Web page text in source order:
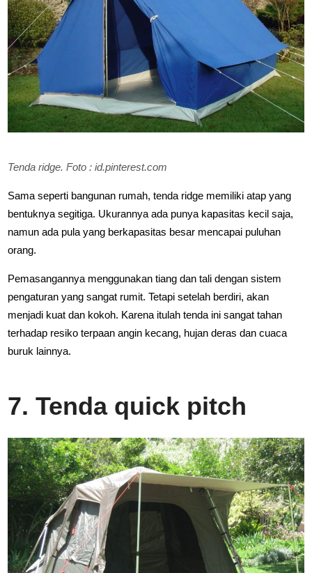
Tenda ridge. Foto : id.pinterest.com
Sama seperti bangunan rumah, tenda ridge memiliki atap yang
bentuknya segitiga. Ukurannya ada punya kapasitas kecil saja,
namun ada pula yang berkapasitas besar mencapai puluhan
orang.
Pemasangannya menggunakan tiang dan tali dengan sistem
pengaturan yang sangat rumit. Tetapi setelah berdiri, akan
menjadi kuat dan kokoh. Karena itulah tenda ini sangat tahan
terhadap resiko terpaan angin kecang, hujan deras dan cuaca
buruk lainnya.
7. Tenda quick pitch